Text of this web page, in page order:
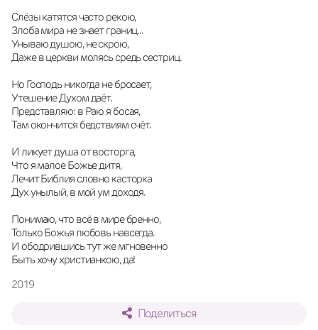
Слёзы катятся часто рекою,
Злоба мира не знает границ...
Унываю душою, не скрою,
Даже в церкви молясь средь сестриц.
Но Господь никогда не бросает,
Утешение Духом даёт.
Представляю: в Раю я босая,
Там окончится бедствиям счёт.
И ликует душа от восторга,
Что я малое Божье дитя,
Лечит Библия словно касторка
Дух унылый, в мой ум доходя.
Понимаю, что всё в мире бренно,
Только Божья любовь навсегда.
И ободрившись тут же мгновенно
Быть хочу христианкою, да!
2019
Поделиться